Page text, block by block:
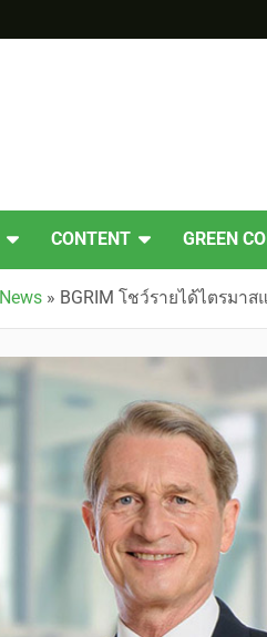
CONTENT GREEN
» BGRIM โชว์รายได้ไตรมา